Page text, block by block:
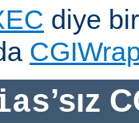
diye
’sız